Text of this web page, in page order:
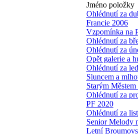
Jméno položky
Ohlédnutí za
Francie 2006
Vzpomínka na
Ohlédnutí za
Ohlédnutí za
Opět galerie a
Ohlédnutí za
Sluncem a
Starým
Ohlédnutí za
PF 2020
Ohlédnutí za
Senior Melody
Letní